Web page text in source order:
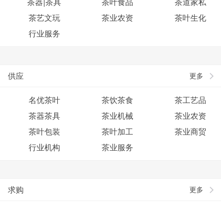
茶器|茶具
茶叶食品
茶道家私
茶艺文玩
茶业农资
茶叶生化
行业服务
更多
供应
名优茶叶 茶饮茶食
茶工艺品
茶器茶具
茶业机械
茶业农资
茶叶包装
茶叶加工
茶业商贸
行业机构
茶业服务
更多
求购